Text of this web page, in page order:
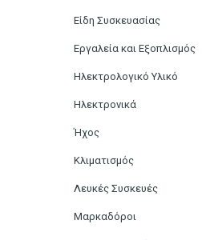
Είδη Συσκευασίας
Εργαλεία και Εξοπλισμός
Ηλεκτρολογικό Υλικό
Ηλεκτρονικά
Ήχος
Κλιματισμός
Λευκές Συσκευές
Μαρκαδόροι